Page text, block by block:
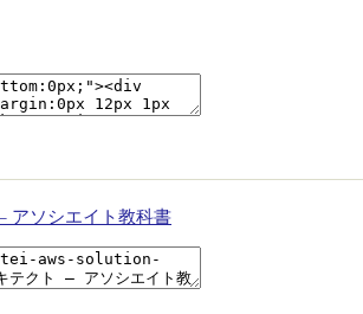
アソシエイト教科書